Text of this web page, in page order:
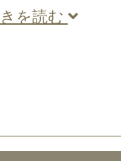
を読む